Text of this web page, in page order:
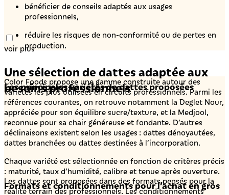
bénéficier de conseils adaptés aux usages
professionnels,
réduire les risques de non-conformité ou de pertes en
production.
voir plus
Une sélection de dattes adaptée aux
besoins professionnels
Les principales variétés de dattes proposées
Color Foods propose une gamme construite autour des
variétés les plus utilisées en circuits professionnels. Parmi les
références courantes, on retrouve notamment la Deglet Nour,
appréciée pour son équilibre sucre/texture, et la Medjool,
reconnue pour sa chair généreuse et fondante. D’autres
déclinaisons existent selon les usages : dattes dénoyautées,
dattes branchées ou dattes destinées à l’incorporation.
Chaque variété est sélectionnée en fonction de critères précis
: maturité, taux d’humidité, calibre et tenue après ouverture.
Formats et conditionnements pour l’achat en gros
Les dattes sont proposées dans des formats pensés pour la
réalité terrain des professionnels. Les conditionnements